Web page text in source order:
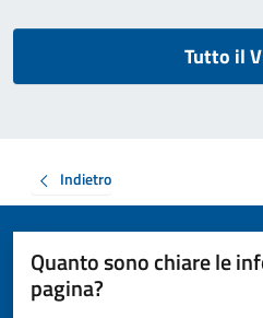
Tutto il
Indietro
Quanto sono chiare le
pagina?